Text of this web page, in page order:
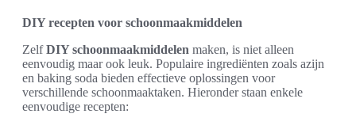
DIY recepten voor schoonmaakmiddelen
ZelfDIY schoonmaakmiddelen maken, is niet alleen
eenvoudig maar ook leuk. Populaire ingrediënten zoals azijn
en baking soda bieden effectieve oplossingen voor
verschillende schoonmaaktaken. Hieronder staan enkele
eenvoudige recepten: